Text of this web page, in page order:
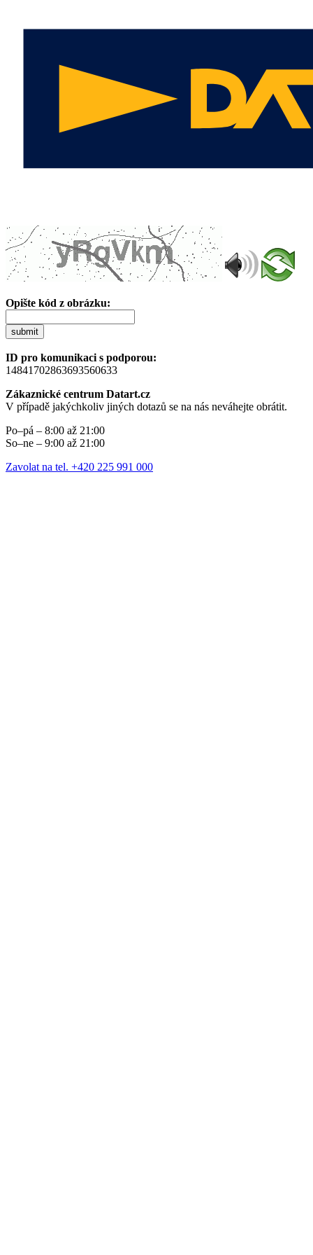
Opište kód z obrázku:
submit
ID pro komunikaci s podporou:
14841702863693560633
Zákaznické centrum Datart.cz
V případě jakýchkoliv jiných dotazů se na nás neváhejte obrátit.
Po–pá – 8:00 až 21:00
So–ne – 9:00 až 21:00
Zavolat na tel. +420 225 991 000